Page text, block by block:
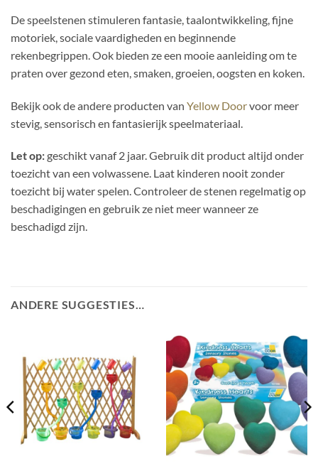
De speelstenen stimuleren fantasie, taalontwikkeling, fijne
motoriek, sociale vaardigheden en beginnende
rekenbegrippen. Ook bieden ze een mooie aanleiding om te
praten over gezond eten, smaken, groeien, oogsten en koken.
Bekijk ook de andere producten van Yellow Doorvoor meer
stevig, sensorisch en fantasierijk speelmateriaal.
Let op:geschikt vanaf 2 jaar. Gebruik dit product altijd onder
toezicht van een volwassene. Laat kinderen nooit zonder
toezicht bij water spelen. Controleer de stenen regelmatig op
beschadigingen en gebruik ze niet meer wanneer ze
beschadigd zijn.
ANDERE SUGGESTIES…